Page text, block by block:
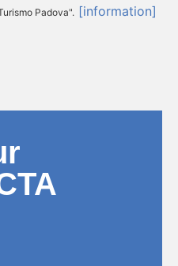
Padova". [information]